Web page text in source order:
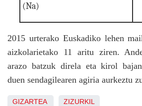
(Na)
2015 urterako Euskadiko lehen
aizkolarietako 11 aritu ziren.
arazo batzuk direla eta kirol
duen sendagilearen agiria aurkeztu
GIZARTEA ZIZURKIL